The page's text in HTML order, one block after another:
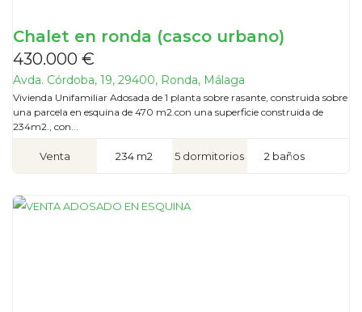
Chalet en ronda (casco urbano)
430.000 €
Avda. Córdoba, 19, 29400, Ronda, Málaga
Vivienda Unifamiliar Adosada de 1 planta sobre rasante, construida sobre
una parcela en esquina de 470 m2.con una superficie construida de
234m2., con...
Venta 234 m2 5 dormitorios 2 baños